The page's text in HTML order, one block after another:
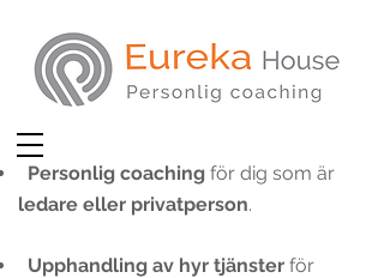
.
Personlig coaching för dig som är
ledare eller privatperson.
Upphandling av hyr tjänster för